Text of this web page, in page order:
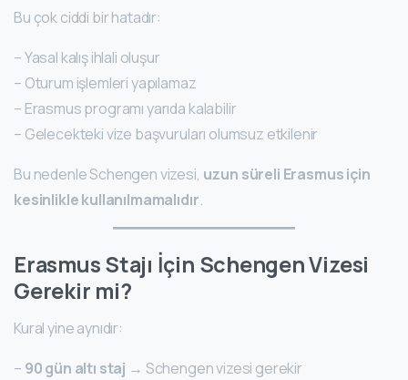
Bu çok ciddi bir hatadır:
– Yasal kalış ihlali oluşur
– Oturum işlemleri yapılamaz
– Erasmus programı yarıda kalabilir
– Gelecekteki vize başvuruları olumsuz etkilenir
Bu nedenle Schengen vizesi, uzun süreli Erasmus için
kesinlikle kullanılmamalıdır.
Erasmus Stajı İçin Schengen Vizesi
Gerekir mi?
Kural yine aynıdır:
– 90 gün altı staj → Schengen vizesi gerekir